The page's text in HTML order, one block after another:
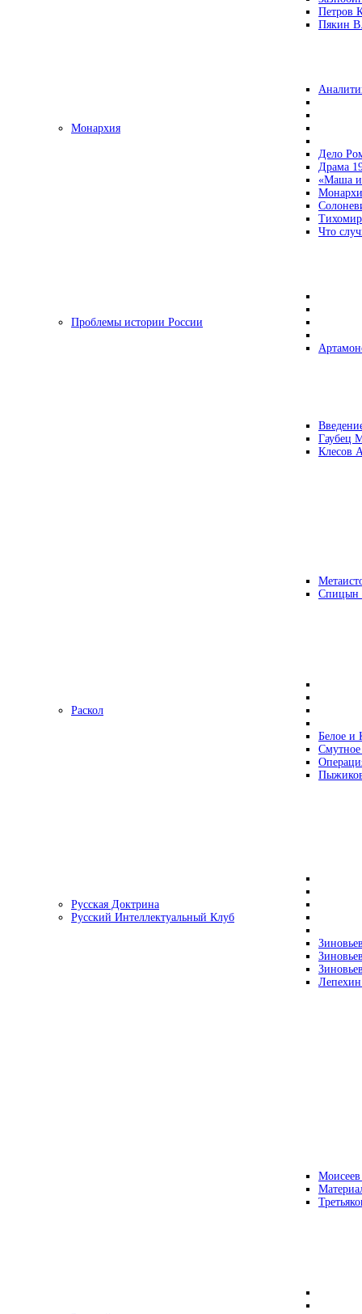
Петров
Пякин
Монархия
Дело
Драма
«Маша и
Что
Проблемы истории России
Гаубец
Клесов
Раскол
Белое и
Русская Доктрина
Русский Интеллектуальный Клуб